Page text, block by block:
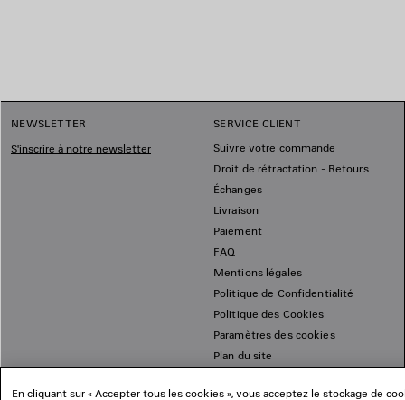
NEWSLETTER
S'inscrire à notre newsletter
SERVICE CLIENT
Suivre votre commande
Droit de rétractation - Retours
Échanges
Livraison
Paiement
FAQ
Mentions légales
Politique de Confidentialité
Politique des Cookies
Paramètres des cookies
Plan du site
En cliquant sur « Accepter tous les cookies », vous acceptez le stockage de